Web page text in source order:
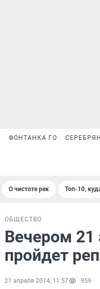
ФОНТАНКА ГО
О чистоте рек Топ-10,
ОБЩЕСТВО
Вечером
пройдет
21 апреля 2014, 11:57 959